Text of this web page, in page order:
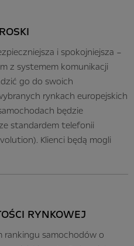
i spokojniejsza –
z systemem komunikacji
go do swoich
rynkach europejskich
będzie
standardem telefonii
Klienci będą mogli
RYNKOWEJ
rankingu samochodów o